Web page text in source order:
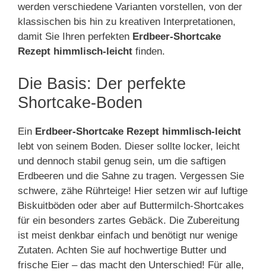
werden verschiedene Varianten vorstellen, von der
klassischen bis hin zu kreativen Interpretationen,
damit Sie Ihren perfekten Erdbeer-Shortcake
Rezept himmlisch-leicht finden.
Die Basis: Der perfekte
Shortcake-Boden
Ein Erdbeer-Shortcake Rezept himmlisch-leicht
lebt von seinem Boden. Dieser sollte locker, leicht
und dennoch stabil genug sein, um die saftigen
Erdbeeren und die Sahne zu tragen. Vergessen Sie
schwere, zähe Rührteige! Hier setzen wir auf luftige
Biskuitböden oder aber auf Buttermilch-Shortcakes
für ein besonders zartes Gebäck. Die Zubereitung
ist meist denkbar einfach und benötigt nur wenige
Zutaten. Achten Sie auf hochwertige Butter und
frische Eier – das macht den Unterschied! Für alle,